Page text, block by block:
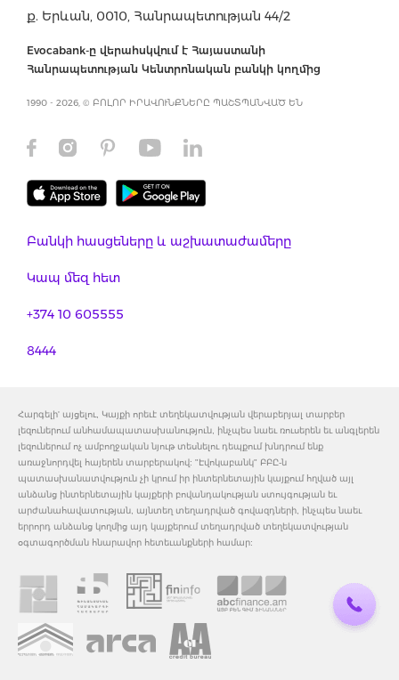
ք. Երևան, 0010, Հանրապետության 44/2
Evocabank-ը վերահսկվում է Հայաստանի
Հանրապետության Կենտրոնական բանկի կողմից
1990 - 2026, © ԲՈԼՈՐ ԻՐԱՎՈՒՆՔՆԵՐԸ ՊԱՇՏՊԱՆՎԱԾ ԵՆ
Բանկի հասցեները և աշխատաժամերը
Կապ մեզ հետ
+374 10 605555
8444
Հարգելի' այցելու, Կայքի որեւէ տեղեկատվության վերաբերյալ տարբեր
լեզուներում անհամապատասխանություն, ինչպես նաեւ ռուսերեն եւ անգլերեն
լեզուներում ոչ ամբողջական նյութ տեսնելու դեպքում խնդրում ենք
առաջնորդվել հայերեն տարբերակով: "Էվոկաբանկ" ԲԲԸ-ն
պատասխանատվություն չի կրում իր ինտերնետային կայքում հղված այլ
անձանց ինտերնետային կայքերի բովանդակության ստույգության եւ
արժանահավատության, այնտեղ տեղադրված գովազդների, ինչպես նաեւ
երրորդ անձանց կողմից այդ կայքերում տեղադրված տեղեկատվության
օգտագործման հնարավոր հետեւանքների համար: